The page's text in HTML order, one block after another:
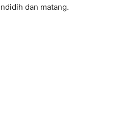
dan matang.